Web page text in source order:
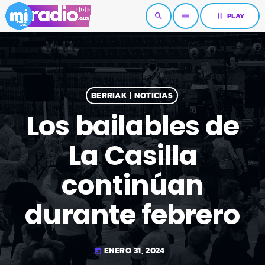
search menu pause PLAY
BERRIAK | NOTICIAS
Los bailables de
La Casilla
continúan
durante febrero
today ENERO 31, 2024